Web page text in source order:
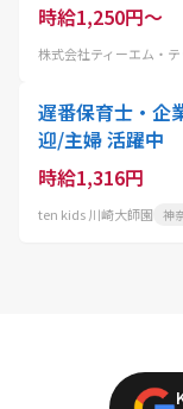
時給1,250円～
遅番保育士・企
迎/主婦 活躍中
時給1,316円
ten kids 川崎大師園 神